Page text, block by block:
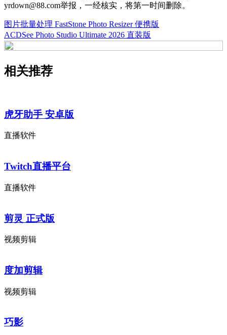
yrdown@88.com举报，一经核实，将第一时间删除。
图片批量处理 FastStone Photo Resizer 便携版
ACDSee Photo Studio Ultimate 2026 直装版
相关推荐
虎牙助手 安卓版
直播软件
Twitch直播平台
直播软件
剪灵 正式版
视频剪辑
度加剪辑
视频剪辑
巧影